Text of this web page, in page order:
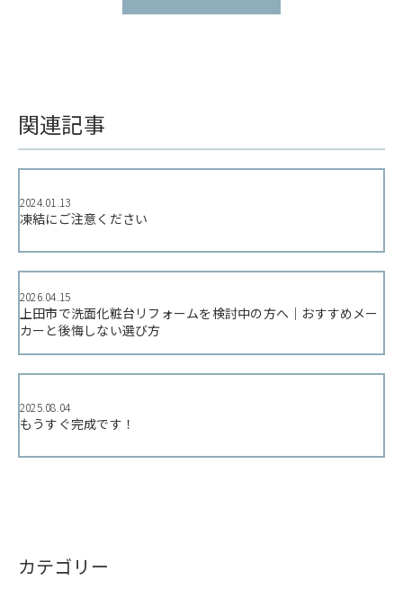
関連記事
2024.01.13
凍結にご注意ください
2026.04.15
上田市で洗面化粧台リフォームを検討中の方へ｜おすすめメー
カーと後悔しない選び方
2025.08.04
もうすぐ完成です！
カテゴリー